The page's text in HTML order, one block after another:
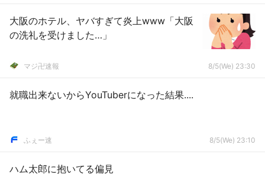
大阪のホテル、ヤバすぎて炎上www「大阪
の洗礼を受けました…」
マジ卍速報 8/5(We) 23:30
就職出来ないからYouTuberになった結果....
ふぇー速 8/5(We) 23:10
ハム太郎に抱いてる偏見